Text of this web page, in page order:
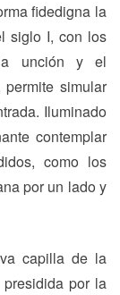
fidedigna la
siglo I, con los
unción y el
simular
Iluminado
contemplar
como los
por un lado y
capilla de la
por la